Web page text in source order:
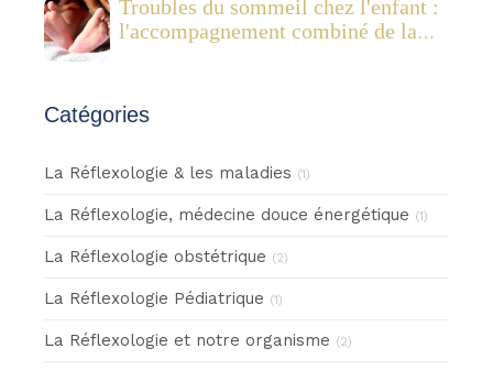
Troubles du sommeil chez l'enfant :
l'accompagnement combiné de la
Catégories
La Réflexologie & les maladies (1)
La Réflexologie, médecine douce énergétique (1)
La Réflexologie obstétrique (2)
La Réflexologie Pédiatrique (1)
La Réflexologie et notre organisme (2)